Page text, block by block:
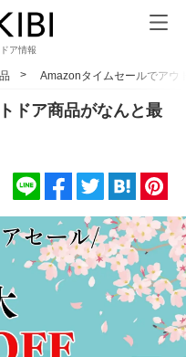
ア情報
Amazonタイムセールでアウ
ドア商品がなんと最